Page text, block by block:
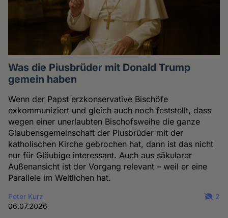
Was die Piusbrüder mit Donald Trump
gemein haben
Wenn der Papst erzkonservative Bischöfe
exkommuniziert und gleich auch noch feststellt, dass
wegen einer unerlaubten Bischofsweihe die ganze
Glaubensgemeinschaft der Piusbrüder mit der
katholischen Kirche gebrochen hat, dann ist das nicht
nur für Gläubige interessant. Auch aus säkularer
Außenansicht ist der Vorgang relevant – weil er eine
Parallele im Weltlichen hat.
Peter Kurz
06.07.2026
2